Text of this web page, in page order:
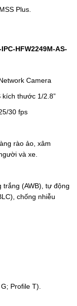
Plus.
HFW2249M-AS-
Camera
thước 1/2.8”
30 fps
rào ảo, xâm
và xe.
trắng (AWB), tự động
chống nhiễu
Profile T).